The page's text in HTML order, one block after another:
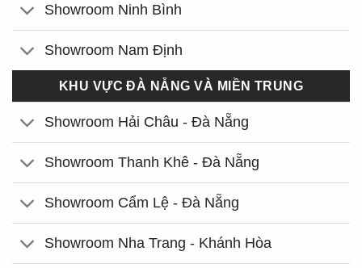
Showroom Ninh Bình
Showroom Nam Định
KHU VỰC ĐÀ NẴNG VÀ MIỀN TRUNG
Showroom Hải Châu - Đà Nẵng
Showroom Thanh Khê - Đà Nẵng
Showroom Cẩm Lệ - Đà Nẵng
Showroom Nha Trang - Khánh Hòa